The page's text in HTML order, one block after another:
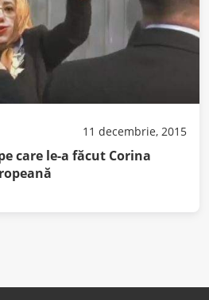
11 decembrie, 2015
care le-a făcut Corina